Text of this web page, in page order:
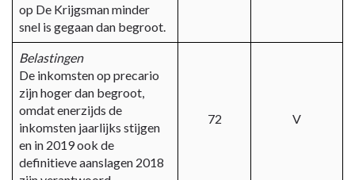
op De Krijgsman minder
snel is gegaan dan begroot.
Belastingen
De inkomsten op precario
zijn hoger dan begroot,
omdat enerzijds de
inkomsten jaarlijks stijgen
en in 2019 ook de
definitieve aanslagen 2018
72 V